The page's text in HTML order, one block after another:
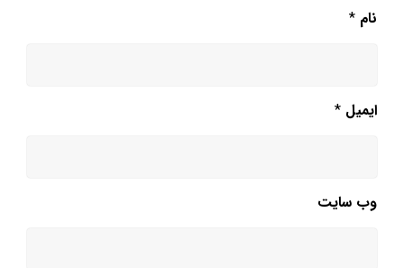
نام *
ایمیل *
وب‌ سایت